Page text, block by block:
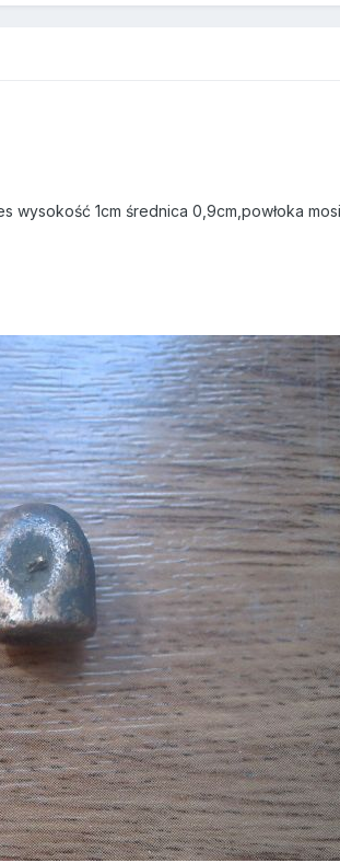
wysokość 1cm średnica 0,9cm,powłoka